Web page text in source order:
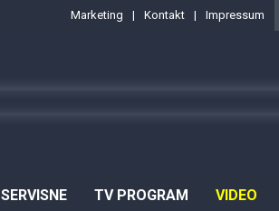
Marketing Kontakt Impressum
SERVISNE TV PROGRAM VIDEO